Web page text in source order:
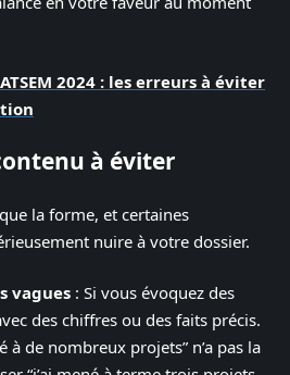
2024 : les erreurs à éviter
à éviter
la forme, et certaines
nuire à votre dossier.
vagues : Si vous évoquez des
des chiffres ou des faits précis.
à de nombreux projets” n’a pas la